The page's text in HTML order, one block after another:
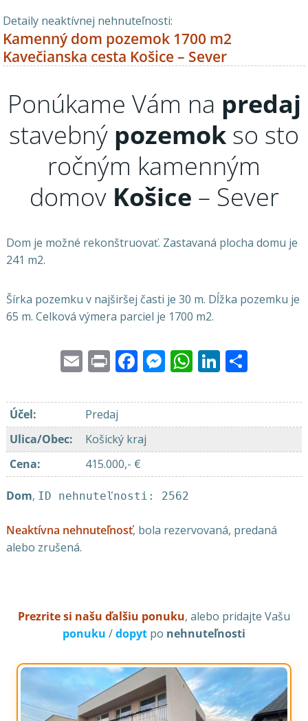
Detaily neaktívnej nehnuteľnosti:
Kamenný dom pozemok 1700 m2
Kavečianska cesta Košice – Sever
Ponúkame Vám na predaj
stavebný pozemok so sto
ročným kamenným
domov Košice – Sever
Dom je možné rekonštruovať. Zastavaná plocha domu je
241 m2.
Šírka pozemku v najširšej časti je 30 m. Dĺžka pozemku je
65 m. Celková výmera parciel je 1700 m2.
EmailPrintFacebook
Messenger
WhatsApp
LinkedIn
Účel:
Predaj
Ulica/Obec:
Košický kraj
Cena: 415.000,- €
Dom, ID nehnuteľnosti: 2562
Neaktívna nehnuteľnosť, bola rezervovaná, predaná
alebo zrušená.
Prezrite si našu ďalšiu ponuku, alebo pridajte Vašu
ponuku /dopyt po nehnuteľnosti